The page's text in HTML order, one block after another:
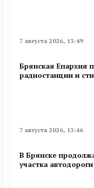
7 августа 2026, 13:49
Брянская Епархия
радиостанции и
7 августа 2026, 13:46
В Брянске
участка